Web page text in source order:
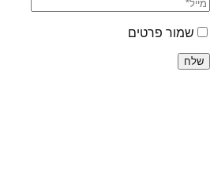
שמור פרטים